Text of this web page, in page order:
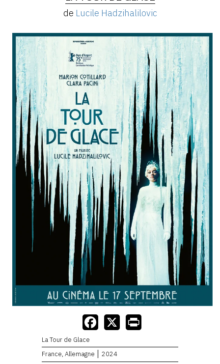
de Lucile Hadzihalilovic
La Tour de Glace
France, Allemagne
2024